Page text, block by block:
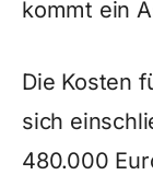
kommt ein
Die Kosten
sich
480.000